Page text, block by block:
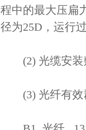
程中的最大压扁
径为25D，运行
(2) 光缆安装
(3) 光纤有效